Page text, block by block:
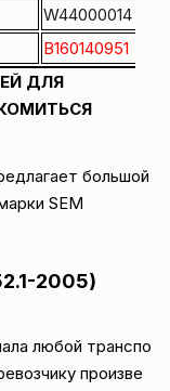
W44000014
B160140951
ДЛЯ
большой
SEM
2005)
любой транспо
произве